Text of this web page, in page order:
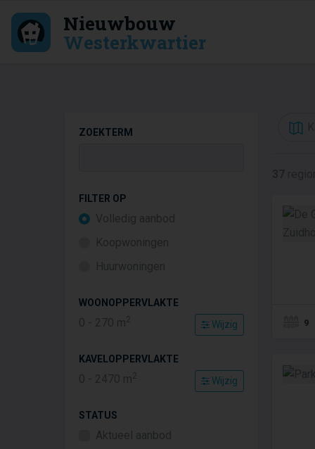
Nieuwbouw
Westerkwartier
ZOEKTERM
FILTER OP
Volledig aanbod
Koopwoningen
Huurwoningen
WOONOPPERVLAKTE
0 - 270 m2 Wijzig
KAVELOPPERVLAKTE
0 - 2470 m2 Wijzig
STATUS
Aktueel aanbod
9